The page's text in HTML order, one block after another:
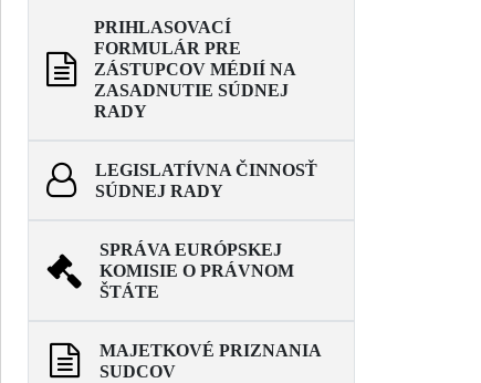
PRIHLASOVACÍ
FORMULÁR PRE
ZÁSTUPCOV MÉDIÍ NA
ZASADNUTIE SÚDNEJ
RADY
LEGISLATÍVNA ČINNOSŤ
SÚDNEJ RADY
SPRÁVA EURÓPSKEJ
KOMISIE O PRÁVNOM
ŠTÁTE
MAJETKOVÉ PRIZNANIA
SUDCOV